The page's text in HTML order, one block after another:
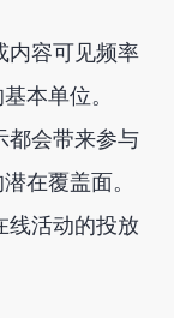
内容可见频率
本单位。
都会带来参与
在覆盖面。
线活动的投放